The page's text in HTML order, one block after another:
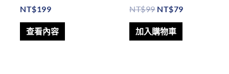
NT$199
查看內容
NT$99 NT$79
加入購物車